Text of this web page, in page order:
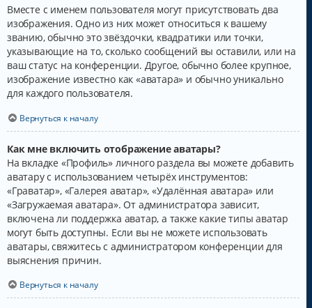
Вместе с именем пользователя могут присутствовать два
изображения. Одно из них может относиться к вашему
званию, обычно это звёздочки, квадратики или точки,
указывающие на то, сколько сообщений вы оставили, или на
ваш статус на конференции. Другое, обычно более крупное,
изображение известно как «аватара» и обычно уникально
для каждого пользователя.
Вернуться к началу
Как мне включить отображение аватары?
На вкладке «Профиль» личного раздела вы можете добавить
аватару с использованием четырёх инструментов:
«Граватар», «Галерея аватар», «Удалённая аватара» или
«Загружаемая аватара». От администратора зависит,
включена ли поддержка аватар, а также какие типы аватар
могут быть доступны. Если вы не можете использовать
аватары, свяжитесь с администратором конференции для
выяснения причин.
Вернуться к началу